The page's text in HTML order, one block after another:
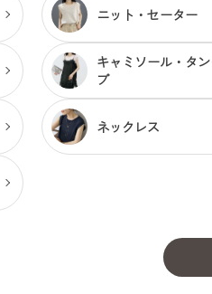
ニット・セーター
キャミソール・ タ
プ
ネックレス